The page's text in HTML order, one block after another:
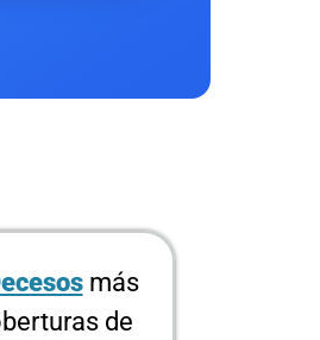
más
de